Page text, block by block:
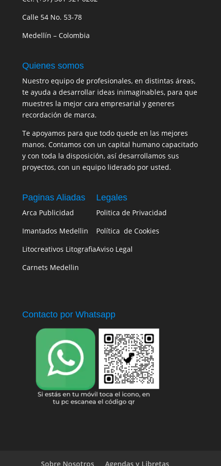
Calle 54 No. 53-78
Medellín – Colombia
Quienes somos
Nuestro equipo de profesionales, en distintas áreas,
te ayuda a desarrollar ideas inimaginables, para que
muestres la mejor cara empresarial y generes
recordación de marca.
Te apoyamos para que todo quede en las mejores
manos. Contamos con un capital humano capacitado
y con toda la disposición, así desarrollamos sus
proyectos, con un equipo liderado por usted.
Paginas Aliadas
Arca Publicidad
Imantados Medellin
Litocreativos Litografia
Carnets Medellin
Legales
Politica de Privacidad
Política de Cookies
Aviso Legal
Contacto por Whatsapp
Sobre Nosotros Agendas y Libretas